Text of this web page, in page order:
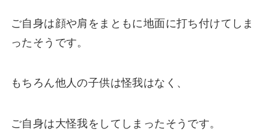
ご自身は顔や肩をまともに地面に打ち付けてしま
ったそうです。
もちろん他人の子供は怪我はなく、
ご自身は大怪我をしてしまったそうです。